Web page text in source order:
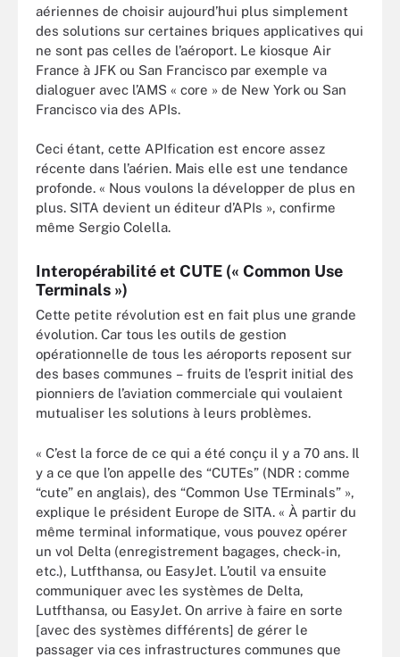
aériennes de choisir aujourd’hui plus simplement
des solutions sur certaines briques applicatives qui
ne sont pas celles de l’aéroport. Le kiosque Air
France à JFK ou San Francisco par exemple va
dialoguer avec l’AMS « core » de New York ou San
Francisco via des APIs.
Ceci étant, cette APIfication est encore assez
récente dans l’aérien. Mais elle est une tendance
profonde. « Nous voulons la développer de plus en
plus. SITA devient un éditeur d’APIs », confirme
même Sergio Colella.
Interopérabilité et CUTE (« Common Use
Terminals »)
Cette petite révolution est en fait plus une grande
évolution. Car tous les outils de gestion
opérationnelle de tous les aéroports reposent sur
des bases communes – fruits de l’esprit initial des
pionniers de l’aviation commerciale qui voulaient
mutualiser les solutions à leurs problèmes.
« C’est la force de ce qui a été conçu il y a 70 ans. Il
y a ce que l’on appelle des “CUTEs” (NDR : comme
“cute” en anglais), des “Common Use TErminals” »,
explique le président Europe de SITA. « À partir du
même terminal informatique, vous pouvez opérer
un vol Delta (enregistrement bagages, check-in,
etc.), Lutfthansa, ou EasyJet. L’outil va ensuite
communiquer avec les systèmes de Delta,
Lutfthansa, ou EasyJet. On arrive à faire en sorte
[avec des systèmes différents] de gérer le
passager via ces infrastructures communes que